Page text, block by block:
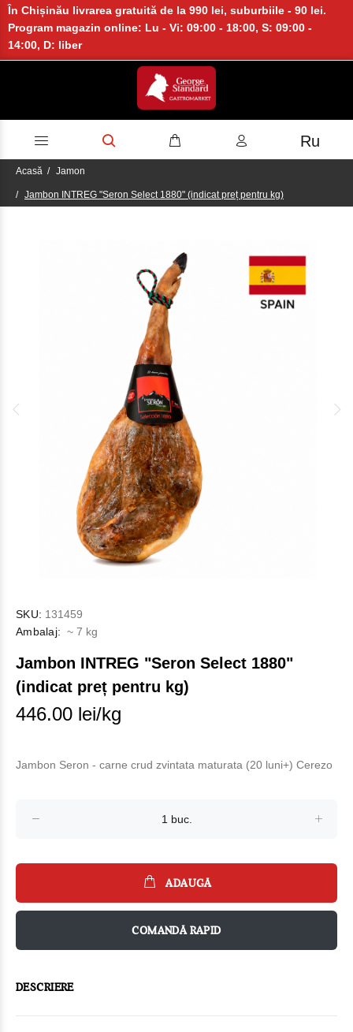
În Chișinău livrarea gratuită de la 990 lei, suburbiile - 90 lei.
Program magazin online: Lu - Vi: 09:00 - 18:00, S: 09:00 -
14:00, D: liber
Ru
Acasă Jamon
Jambon INTREG "Seron Select 1880" (indicat preț pentru kg)
SKU: 131459
Ambalaj: ~ 7 kg
Jambon INTREG "Seron Select 1880"
(indicat preț pentru kg)
446.00 lei/kg
Jambon Seron - carne crud zvintata maturata (20 luni+) Cerezo
ADAUGĂ
COMANDĂ RAPID
DESCRIERE